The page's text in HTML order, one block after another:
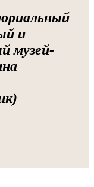
и
музей-